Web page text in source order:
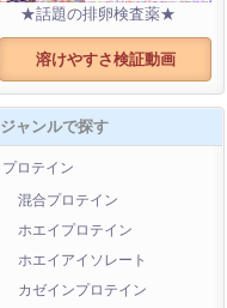
★話題の排卵検査薬★
溶けやすさ検証動画
ジャンルで探す
プロテイン
混合プロテイン
ホエイプロテイン
ホエイアイソレート
カゼインプロテイン